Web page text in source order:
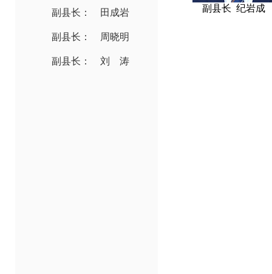
副县长： 田成岩
副县长： 周晓明
副县长： 刘 涛
副县长 纪岩成